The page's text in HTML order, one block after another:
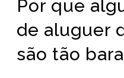
Por que
de aluguer
são tão